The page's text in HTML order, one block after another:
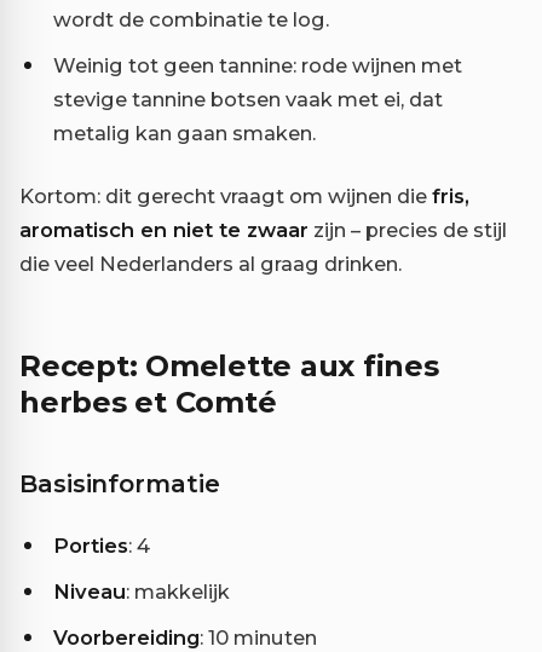
wordt de combinatie te log.
Weinig tot geen tannine: rode wijnen met
stevige tannine botsen vaak met ei, dat
metalig kan gaan smaken.
Kortom: dit gerecht vraagt om wijnen die fris,
aromatisch en niet te zwaar zijn – precies de stijl
die veel Nederlanders al graag drinken.
Recept: Omelette aux fines
herbes et Comté
Basisinformatie
Porties: 4
Niveau: makkelijk
Voorbereiding: 10 minuten